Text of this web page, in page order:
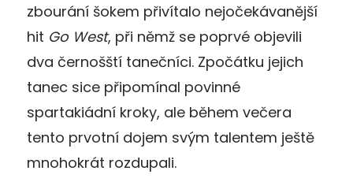
zbourání šokem přivítalo nejočekávanější
hit Go West, při němž se poprvé objevili
dva černošští tanečníci. Zpočátku jejich
tanec sice připomínal povinné
spartakiádní kroky, ale během večera
tento prvotní dojem svým talentem ještě
mnohokrát rozdupali.